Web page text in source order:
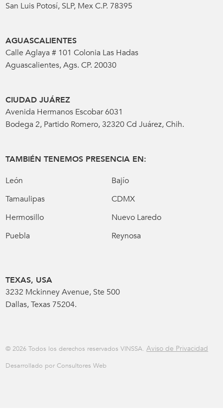
San Luis Potosí, SLP, Mex C.P. 78395
AGUASCALIENTES
Calle Aglaya # 101 Colonia Las Hadas
Aguascalientes, Ags. CP. 20030
CIUDAD JUÁREZ
Avenida Hermanos Escobar 6031
Bodega 2, Partido Romero, 32320 Cd Juárez, Chih.
TAMBIÉN TENEMOS PRESENCIA EN:
León
Bajío
Tamaulipas
CDMX
Hermosillo
Nuevo Laredo
Puebla
Reynosa
TEXAS, USA
3232 Mckinney Avenue, Ste 500
Dallas, Texas 75204.
© 2026 Todos los derechos reservados VINSSA.Aviso de Privacidad
Desarrollado por Consultores Web